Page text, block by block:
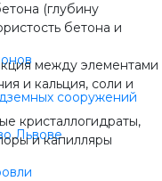
сооружений
Львове
(глубину
бетона и
между элементами
и кальция, соли и
кристаллогидраты,
и капилляры